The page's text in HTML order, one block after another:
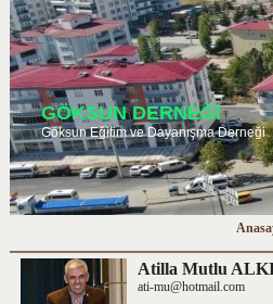
GÖKSUN DERNEĞİ
Göksun Eğitim ve Dayanışma Derneği
Atilla Mutlu
ati-mu@hotmail.com